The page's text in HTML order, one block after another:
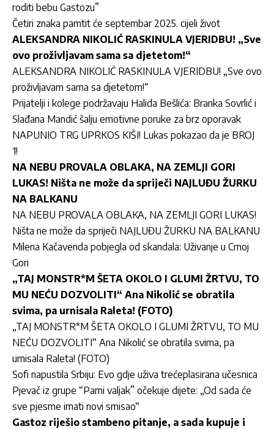
roditi bebu Gastozu”
Četiri znaka pamtit će septembar 2025. cijeli život
ALEKSANDRA NIKOLIĆ RASKINULA VJERIDBU! „Sve
ovo proživljavam sama sa djetetom!“
ALEKSANDRA NIKOLIĆ RASKINULA VJERIDBU! „Sve ovo
proživljavam sama sa djetetom!“
Prijatelji i kolege podržavaju Halida Bešlića: Branka Sovrlić i
Slađana Mandić šalju emotivne poruke za brz oporavak
NAPUNIO TRG UPRKOS KIŠI! Lukas pokazao da je BROJ
1!
NA NEBU PROVALA OBLAKA, NA ZEMLJI GORI
LUKAS! Ništa ne može da spriječi NAJLUĐU ŽURKU
NA BALKANU
NA NEBU PROVALA OBLAKA, NA ZEMLJI GORI LUKAS!
Ništa ne može da spriječi NAJLUĐU ŽURKU NA BALKANU
Milena Kačavenda pobjegla od skandala: Uživanje u Crnoj
Gori
„TAJ MONSTR*M ŠETA OKOLO I GLUMI ŽRTVU, TO
MU NEĆU DOZVOLITI“ Ana Nikolić se obratila
svima, pa urnisala Raleta! (FOTO)
„TAJ MONSTR*M ŠETA OKOLO I GLUMI ŽRTVU, TO MU
NEĆU DOZVOLITI“ Ana Nikolić se obratila svima, pa
urnisala Raleta! (FOTO)
Sofi napustila Srbiju: Evo gdje uživa trećeplasirana učesnica
Pjevač iz grupe “Parni valjak” očekuje dijete: „Od sada će
sve pjesme imati novi smisao“
Gastoz riješio stambeno pitanje, a sada kupuje i